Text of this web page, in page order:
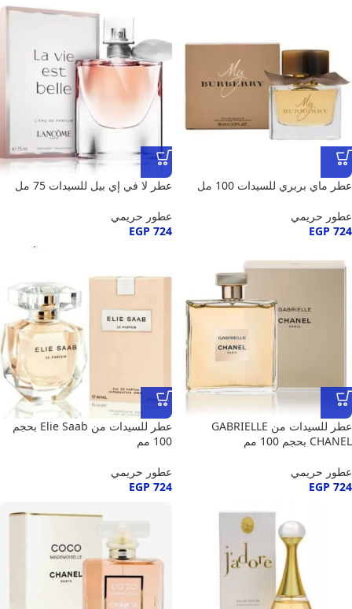
عطر ماي بربري للسيدات 100 مل
عطور حريمي
EGP 724
عطر لا في إي بيل للسيدات 75 مل
عطور حريمي
EGP 724
عطر للسيدات من GABRIELLE
CHANEL بحجم 100 مم
عطور حريمي
EGP 724
عطر للسيدات من Elie Saab بحجم
100 مم
عطور حريمي
EGP 724